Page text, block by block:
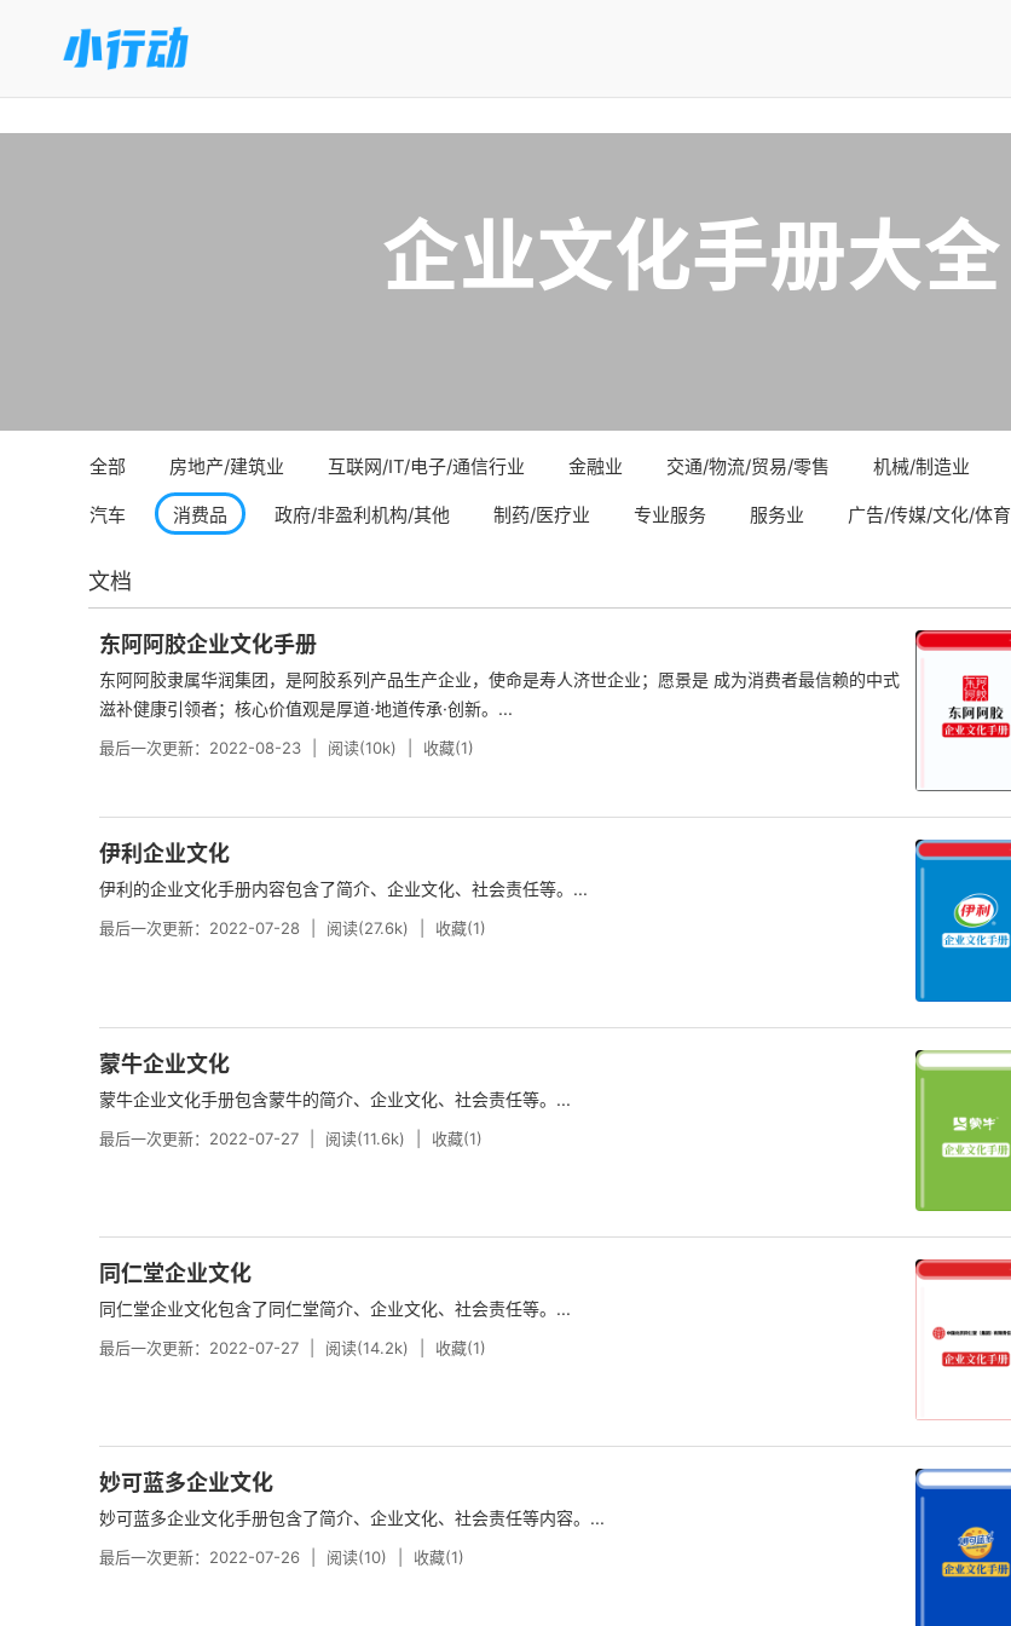
企业文化手册大全
全部 房地产/建筑业 互联网/IT/电子/通信行业 金融业 交通/物流/贸易/零售 机械/制造业
汽车 消费品 政府/非盈利机构/其他 制药/医疗业 专业服务 服务业 广告/传媒/文化/体育
文档
东阿阿胶企业文化手册
东阿阿胶隶属华润集团，是阿胶系列产品生产企业，使命是寿人济世企业；愿景是 成为消费者最信赖的中式
滋补健康引领者；核心价值观是厚道·地道传承·创新。...
最后一次更新：2022-08-23 阅读(10k) 收藏(1)
伊利企业文化
伊利的企业文化手册内容包含了简介、企业文化、社会责任等。...
最后一次更新：2022-07-28 阅读(27.6k) 收藏(1)
蒙牛企业文化
蒙牛企业文化手册包含蒙牛的简介、企业文化、社会责任等。...
最后一次更新：2022-07-27 阅读(11.6k) 收藏(1)
同仁堂企业文化
同仁堂企业文化包含了同仁堂简介、企业文化、社会责任等。...
最后一次更新：2022-07-27 阅读(14.2k) 收藏(1)
妙可蓝多企业文化
妙可蓝多企业文化手册包含了简介、企业文化、社会责任等内容。...
最后一次更新：2022-07-26 阅读(10) 收藏(1)